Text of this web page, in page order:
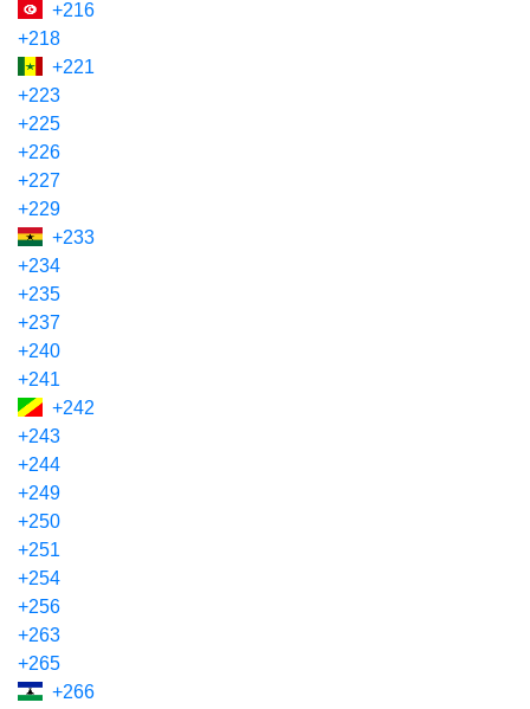
+216
+218
+221
+223
+225
+226
+227
+229
+233
+234
+235
+237
+240
+241
+242
+243
+244
+249
+250
+251
+254
+256
+263
+265
+266